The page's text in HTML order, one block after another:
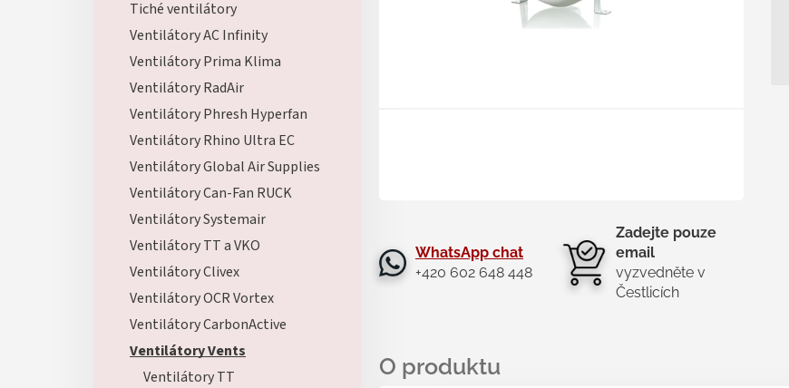
Tiché ventilátory
Ventilátory AC Infinity
Ventilátory Prima Klima
Ventilátory RadAir
Ventilátory Phresh Hyperfan
Ventilátory Rhino Ultra EC
Ventilátory Global Air Supplies
Ventilátory Can-Fan RUCK
Ventilátory Systemair
Ventilátory TT a VKO
Ventilátory Clivex
Ventilátory OCR Vortex
Ventilátory CarbonActive
Ventilátory Vents
Ventilátory TT
WhatsApp chat
+420 602 648 448
Zadejte pouze
email
vyzvedněte v
Čestlicích